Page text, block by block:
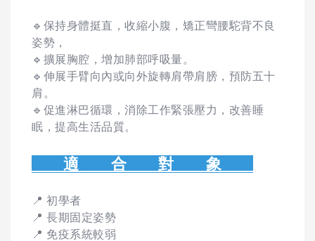
🔹保持身體挺直，收縮小腹，矯正彎腰駝背不良
姿勢，
🔹擴展胸腔，增加肺部呼吸量。
🔹伸展手臂向內或向外旋轉肩帶肩膀，預防五十
肩。
🔹促進淋巴循環，消除工作緊張壓力，改善睡
眠，提高生活品質。
適 合 對 象
📍 初學者
📍 長期固定姿勢
📍 免疫系統較弱